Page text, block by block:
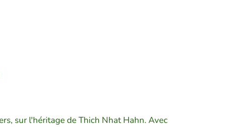
sur l'héritage de Thich Nhat Hahn. Avec